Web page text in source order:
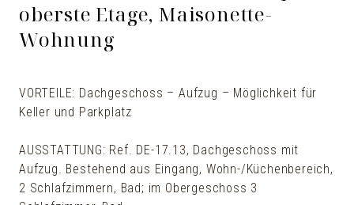
oberste Etage, Maisonette-
Wohnung
VORTEILE: Dachgeschoss – Aufzug – Möglichkeit für
Keller und Parkplatz
AUSSTATTUNG: Ref. DE-17.13, Dachgeschoss mit
Aufzug. Bestehend aus Eingang, Wohn-/Küchenbereich,
2 Schlafzimmern, Bad; im Obergeschoss 3